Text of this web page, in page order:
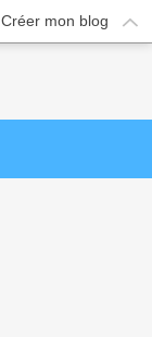
Créer mon blog